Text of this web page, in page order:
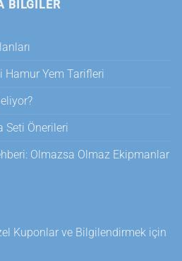
BILGILER
Hamur Yem Tarifleri
Seti Önerileri
Olmazsa Olmaz Ekipmanlar
Kuponlar ve Bilgilendirmek için